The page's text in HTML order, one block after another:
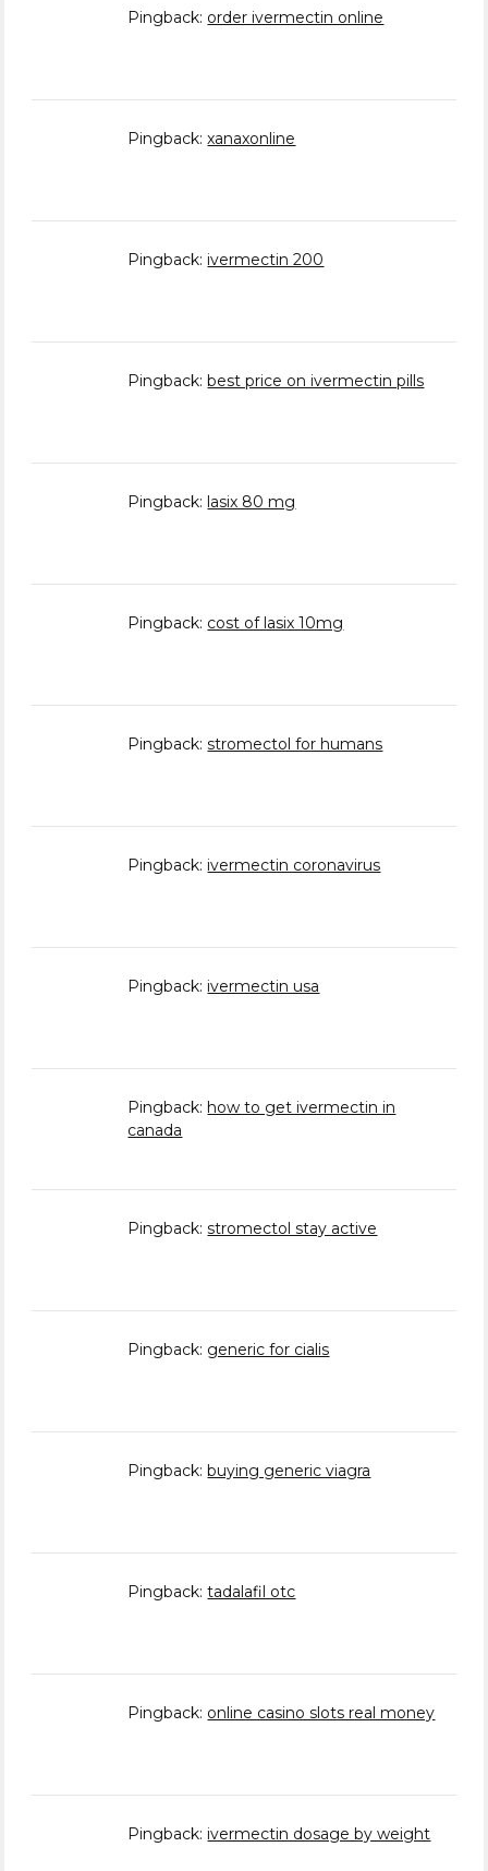
Pingback: order ivermectin online
Pingback:xanaxonline
Pingback: ivermectin 200
Pingback: best price on ivermectin pills
Pingback: lasix 80 mg
Pingback: cost of lasix 10mg
Pingback:stromectol for humans
Pingback: ivermectin coronavirus
Pingback: ivermectin usa
Pingback: how to get ivermectin in
canada
Pingback:stromectol stay active
Pingback: generic for cialis
Pingback: buying generic viagra
Pingback:tadalafil otc
Pingback: online casino slots real money
Pingback: ivermectin dosage by weight